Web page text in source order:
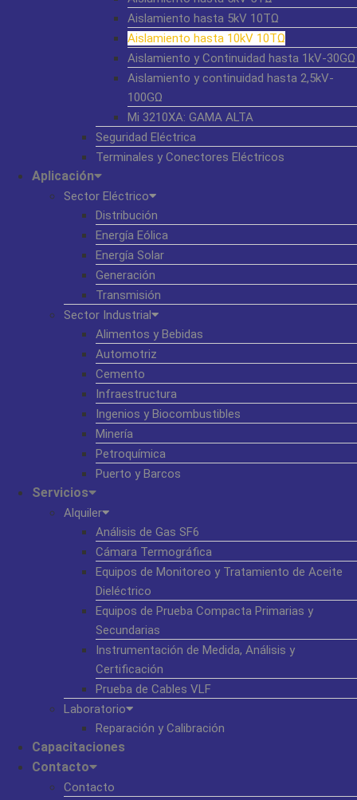
Aislamiento hasta 5kV 10TΩ
Aislamiento hasta 10kV 10TΩ
Aislamiento y Continuidad hasta 1kV-30GΩ
Aislamiento y continuidad hasta 2,5kV-
100GΩ
Mi 3210XA: GAMA ALTA
Seguridad Eléctrica
Terminales y Conectores Eléctricos
Aplicación
Sector Eléctrico
Distribución
Energía Eólica
Energía Solar
Generación
Transmisión
Sector Industrial
Alimentos y Bebidas
Automotriz
Cemento
Infraestructura
Ingenios y Biocombustibles
Minería
Petroquímica
Puerto y Barcos
Servicios
Alquiler
Análisis de Gas SF6
Cámara Termográfica
Equipos de Monitoreo y Tratamiento de Aceite
Dieléctrico
Equipos de Prueba Compacta Primarias y
Secundarias
Instrumentación de Medida, Análisis y
Certificación
Prueba de Cables VLF
Laboratorio
Reparación y Calibración
Capacitaciones
Contacto
Contacto